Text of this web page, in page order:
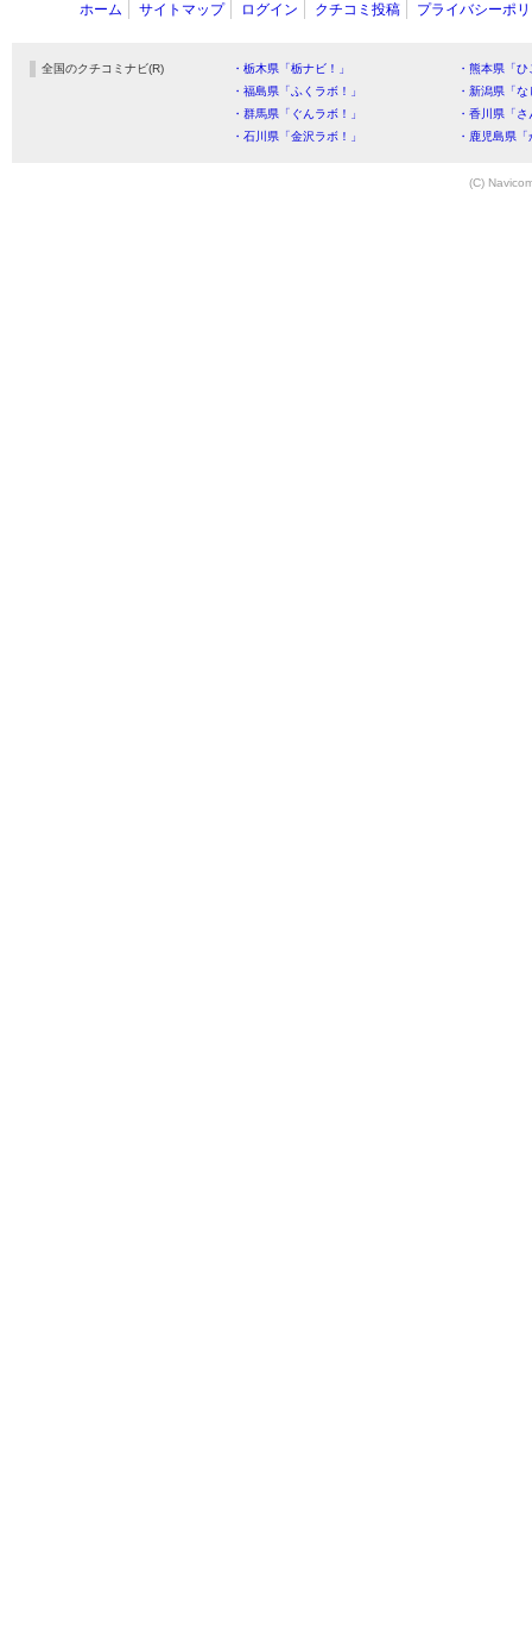
ホーム サイトマップ ログイン クチコミ投稿 プライバシーポ
全国のクチコミナビ(R) ・栃木県「栃ナビ！」
・熊本県「
・福島県「ふくラボ！」
・新潟県「
・群馬県「ぐんラボ！」
・香川県「
・石川県「金沢ラボ！」
・鹿児島県
(C)